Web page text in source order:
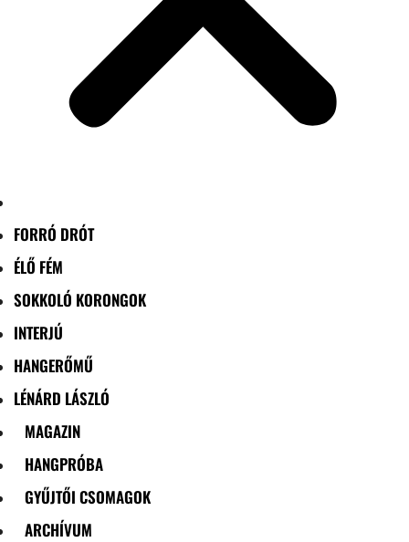
FORRÓ DRÓT
ÉLŐ FÉM
SOKKOLÓ KORONGOK
INTERJÚ
HANGERŐMŰ
LÉNÁRD LÁSZLÓ
MAGAZIN
HANGPRÓBA
GYŰJTŐI CSOMAGOK
ARCHÍVUM